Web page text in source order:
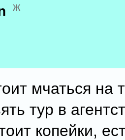
ж
мчаться на
тур в
копейки,